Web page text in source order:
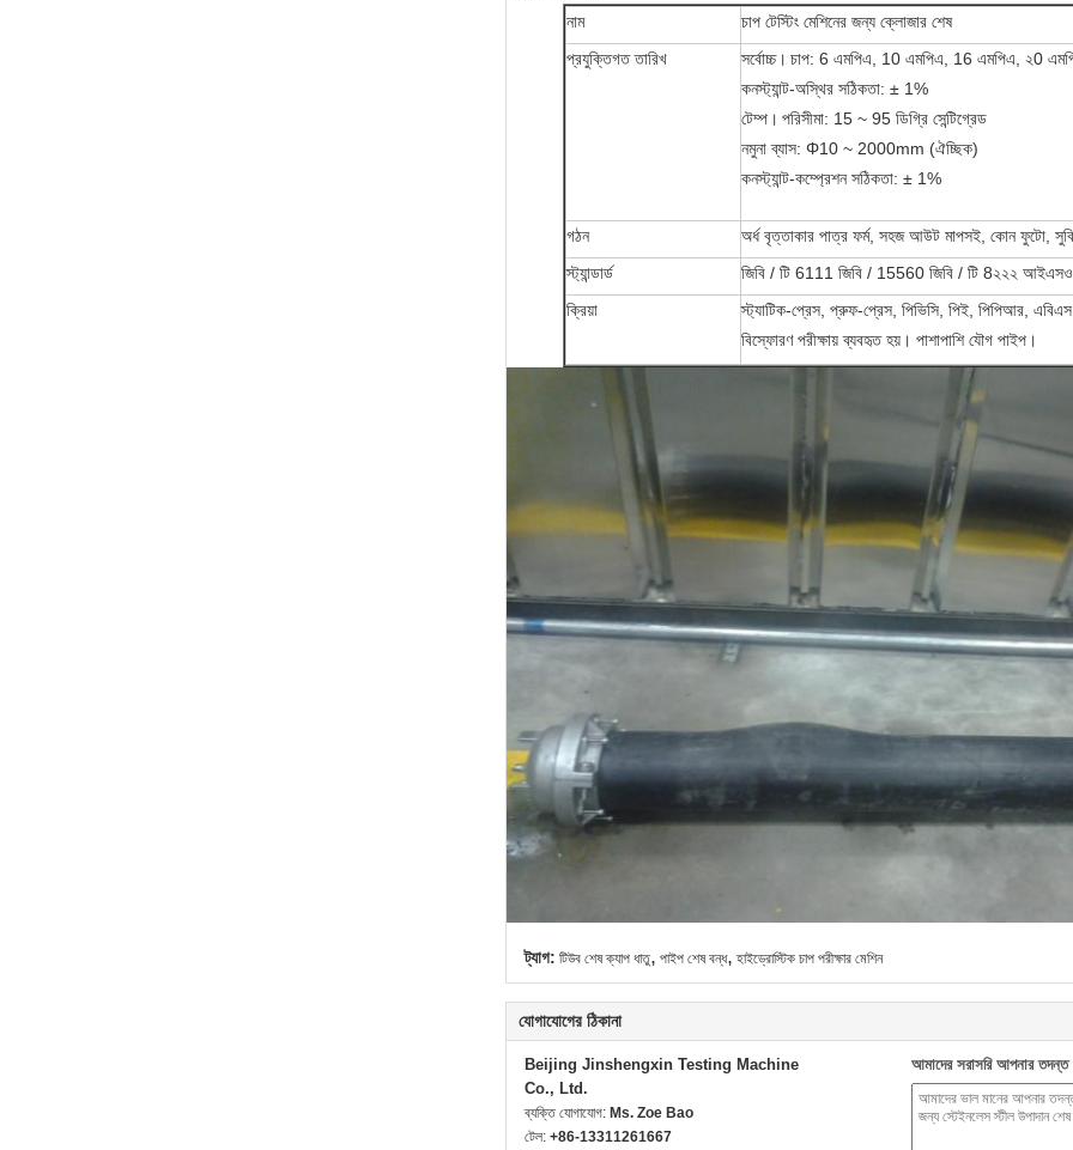
নাম
চাপ টেস্টিং মেশিনের জন্য ক্লোজার শেষ
প্রযুক্তিগত তারিখ
সর্বোচ্চ। চাপ: 6 এমপিএ, 10 এমপিএ, 16 এমপিএ, ২0
কনস্ট্যান্ট-অস্থির সঠিকতা: ± 1%
টেম্প। পরিসীমা: 15 ~ 95 ডিগ্রি সেন্টিগ্রেড
নমুনা ব্যাস: Φ10 ~ 2000mm (ঐচ্ছিক)
কনস্ট্যান্ট-কম্প্রেশন সঠিকতা: ± 1%
গঠন
অর্ধ বৃত্তাকার পাত্র ফর্ম, সহজ আউট মাপসই, কোন ফুটো,
স্ট্যান্ডার্ড
জিবি / টি 6111 জিবি / 15560 জিবি / টি 8২২২
ক্রিয়া
স্ট্যাটিক-প্রেস, প্রুফ-প্রেস, পিভিসি, পিই, পিপিআর, এবিএস
বিস্ফোরণ পরীক্ষায় ব্যবহৃত হয়। পাশাপাশি যৌগ পাইপ।
ট্যাগ: টিউব শেষ ক্যাপ ধাতু, পাইপ শেষ বন্ধ, হাইড্রোস্টিক চাপ পরীক্ষার মেশিন
যোগাযোগের ঠিকানা
Beijing Jinshengxin Testing Machine
Co., Ltd.
ব্যক্তি যোগাযোগ: Ms. Zoe Bao
টেল: +86-13311261667
আমাদের সরাসরি আপনার তদন্ত